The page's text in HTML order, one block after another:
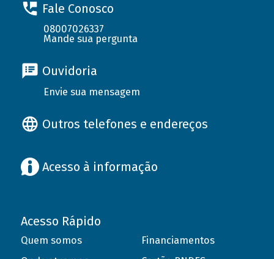
Fale Conosco
08007026337
Mande sua pergunta
Ouvidoria
Envie sua mensagem
Outros telefones e endereços
Acesso à informação
Acesso Rápido
Quem somos
Financiamentos